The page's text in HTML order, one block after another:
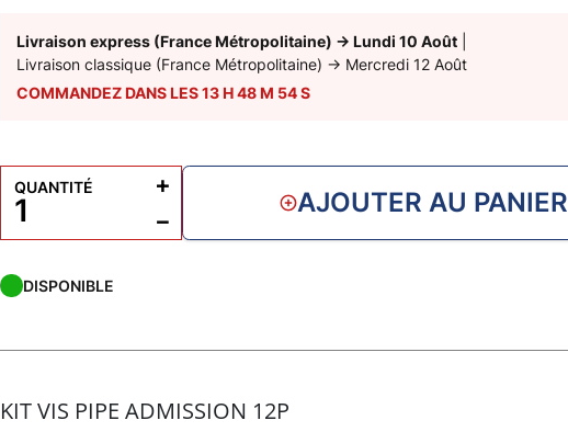
Livraison express (France Métropolitaine) → Lundi 10 Août
Livraison classique (France Métropolitaine) → Mercredi 12 Août
COMMANDEZ DANS LES 13H48M 53S
DISPONIBLE
QUANTITÉ
−
+
AJOUTER AU PANIER
KIT VIS PIPE ADMISSION 12P